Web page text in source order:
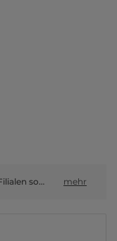
Online-Preise können von den Preisen in Filialen sowie Shop-in-Shop-Flächen abweichen. mehr